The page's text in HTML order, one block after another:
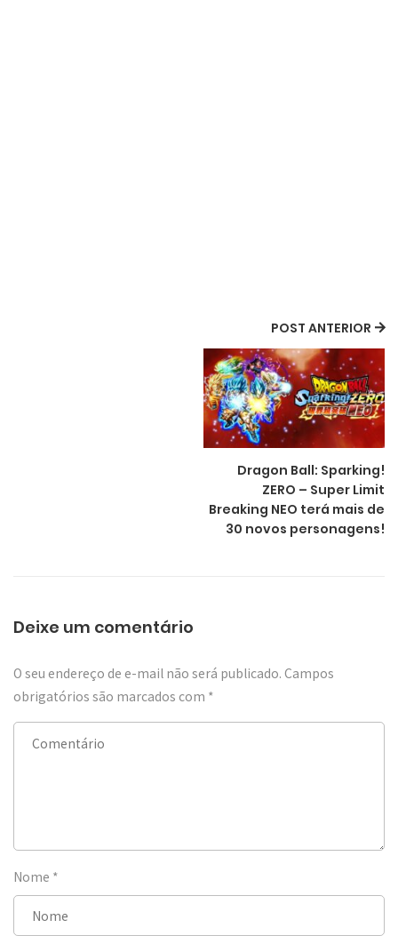
POST ANTERIOR
Dragon Ball: Sparking!
ZERO – Super Limit
Breaking NEO terá mais de
30 novos personagens!
Deixe um comentário
O seu endereço de e-mail não será publicado. Campos
obrigatórios são marcados com *
Nome *